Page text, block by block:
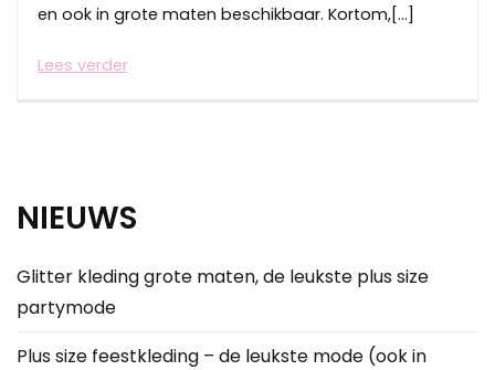
en ook in grote maten beschikbaar. Kortom,[…]
Lees verder
NIEUWS
Glitter kleding grote maten, de leukste plus size
partymode
Plus size feestkleding – de leukste mode (ook in